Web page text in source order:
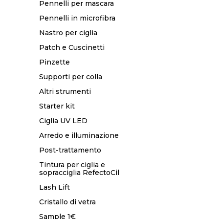
Pennelli per mascara
Pennelli in microfibra
Nastro per ciglia
Patch e Cuscinetti
Pinzette
Supporti per colla
Altri strumenti
Starter kit
Ciglia UV LED
Arredo e illuminazione
Post-trattamento
Tintura per ciglia e
sopracciglia RefectoCil
Lash Lift
Cristallo di vetra
Sample 1€